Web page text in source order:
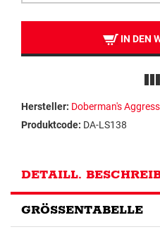
IN DEN
Hersteller: Doberman's
Produktcode: DA-LS138
DETAILL.
GRÖSSENTABELLE